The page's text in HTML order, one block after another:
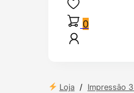
0
Loja / Impressão